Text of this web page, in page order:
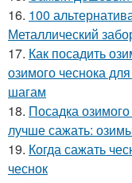
16. 100
Металлический
17. Как посадить
озимого чеснока
шагам
18. Посадка
лучше сажать:
19. Когда сажать
чеснок